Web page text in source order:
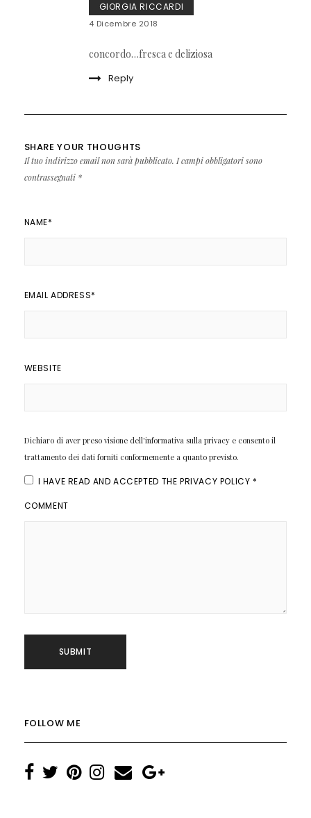
GIORGIA RICCARDI
4 Dicembre 2018
concordo…fresca e deliziosa
Reply
SHARE YOUR THOUGHTS
Il tuo indirizzo email non sarà pubblicato. I campi obbligatori sono
contrassegnati *
NAME*
EMAIL ADDRESS*
WEBSITE
Dichiaro di aver preso visione dell'informativa sulla privacy e consento il
trattamento dei dati forniti conformemente a quanto previsto.
I HAVE READ AND ACCEPTED THE PRIVACY POLICY *
COMMENT
FOLLOW ME